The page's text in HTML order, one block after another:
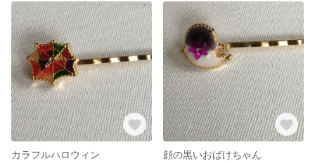
カラフルハロウィン
顔の黒いおばけちゃん